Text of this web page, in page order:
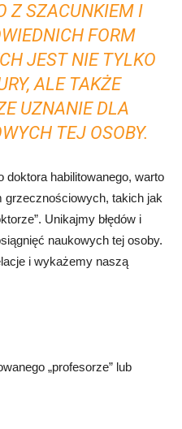
Z SZACUNKIEM I
FORM
JEST NIE TYLKO
ALE TAKŻE
UZNANIE DLA
TEJ OSOBY.
habilitowanego, warto
grzecznościowych, takich jak
Unikajmy błędów i
naukowych tej osoby.
i wykażemy naszą
„profesorze” lub